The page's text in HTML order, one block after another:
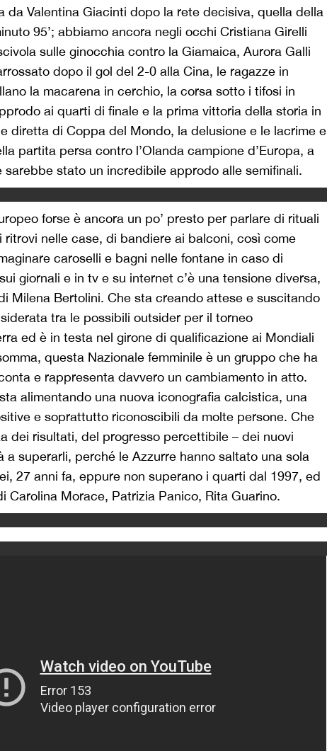
da Valentina Giacinti dopo la rete decisiva, quella della
95’; abbiamo ancora negli occhi Cristiana Girelli
sulle ginocchia contro la Giamaica, Aurora Galli
dopo il gol del 2-0 alla Cina, le ragazze in
la macarena in cerchio, la corsa sotto i tifosi in
ai quarti di finale e la prima vittoria della storia in
diretta di Coppa del Mondo, la delusione e le lacrime e
partita persa contro l’Olanda campione d’Europa, a
sarebbe stato un incredibile approdo alle semifinali.
forse è ancora un po’ presto per parlare di rituali
nelle case, di bandiere ai balconi, così come
caroselli e bagni nelle fontane in caso di
giornali e in tv e su internet c’è una tensione diversa,
Milena Bertolini. Che sta creando attese e suscitando
tra le possibili outsider per il torneo
ed è in testa nel girone di qualificazione ai Mondiali
questa Nazionale femminile è un gruppo che ha
e rappresenta davvero un cambiamento in atto.
alimentando una nuova iconografia calcistica, una
e soprattutto riconoscibili da molte persone. Che
dei risultati, del progresso percettibile – dei nuovi
a superarli, perché le Azzurre hanno saltato una sola
27 anni fa, eppure non superano i quarti dal 1997, ed
Carolina Morace, Patrizia Panico, Rita Guarino.